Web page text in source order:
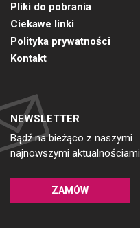
Pliki do pobrania
Ciekawe linki
Polityka prywatności
Kontakt
NEWSLETTER
Bądź na bieżąco z naszymi
najnowszymi aktualnościami
ZAMÓW